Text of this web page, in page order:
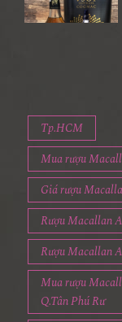
Tp.HCM
Mua rượu
Giá rượu
Rượu Macallan
Rượu Macallan
Mua rượu
Q.Tân Phú Rư